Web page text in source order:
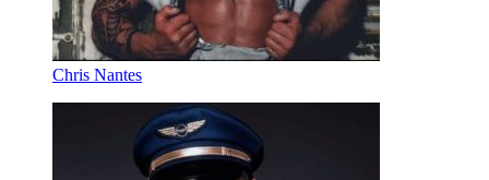
Chris Nantes